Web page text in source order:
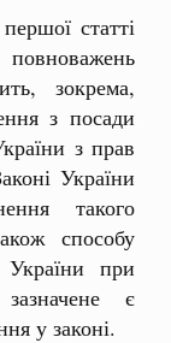
статті
зокрема,
з посади
з прав
України
такого
способу
України при
є
у законі.